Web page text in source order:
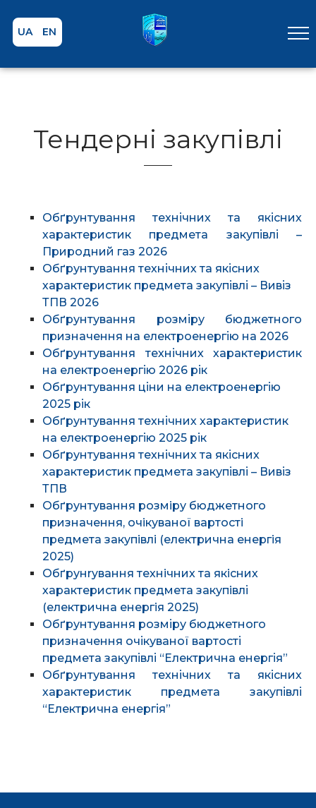
UA EN
Тендерні закупівлі
Обґрунтування технічних та якісних
характеристик предмета закупівлі –
Природний газ 2026
Обґрунтування технічних та якісних
характеристик предмета закупівлі – Вивіз
ТПВ 2026
Обґрунтування розміру бюджетного
призначення на електроенергію на 2026
Обґрунтування технічних характеристик
на електроенергію 2026 рік
Обґрунтування ціни на електроенергію
2025 рік
Обґрунтування технічних характеристик
на електроенергію 2025 рік
Обґрунтування технічних та якісних
характеристик предмета закупівлі – Вивіз
ТПВ
Обґрунтування розмiру бюджетного
призначення, очiкуваної вapтocтi
предмета закупiвлi (електрична енергiя
2025)
Обґрунryвання технiчних та якiсних
характеристик предмета закупiвлі
(електрична енергiя 2025)
Обґрунтування розміру бюджетного
призначення очікуваної вартості
предмета закупівлі “Електрична енергія”
Обґрунтування технічних та якісних
характеристик предмета закупівлі
“Електрична енергія”